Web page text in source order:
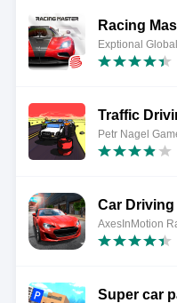
Racing
Exptional Global
Traffic
Petr Nagel
Car
AxesInMotion
Super car